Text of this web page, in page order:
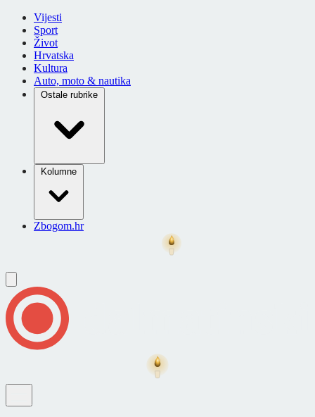
Vijesti
Sport
Život
Hrvatska
Kultura
Auto, moto & nautika
Ostale rubrike
Kolumne
Zbogom.hr